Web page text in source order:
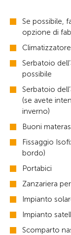
Se possibile,
opzione di
Climatizzatore
Serbatoio
possibile
Serbatoio
(se avete
inverno)
Buoni
Fissaggio
bordo)
Portabici
Zanzariera
Impianto
Impianto
Scomparto